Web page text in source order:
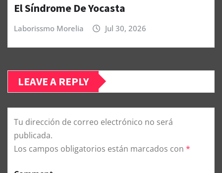
El Síndrome De Yocasta
Laborissmo Morelia Jul 30, 2026
LEAVE A REPLY
Tu dirección de correo electrónico no será
publicada.
Los campos obligatorios están marcados con *